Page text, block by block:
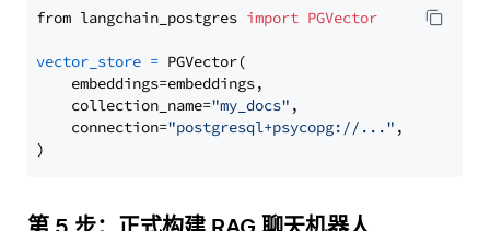
from langchain_postgres import PGVector
vector_store = PGVector(
    embeddings=embeddings,
    collection_name=
"my_docs" ,
    connection=
"postgresql+psycopg://..." ,